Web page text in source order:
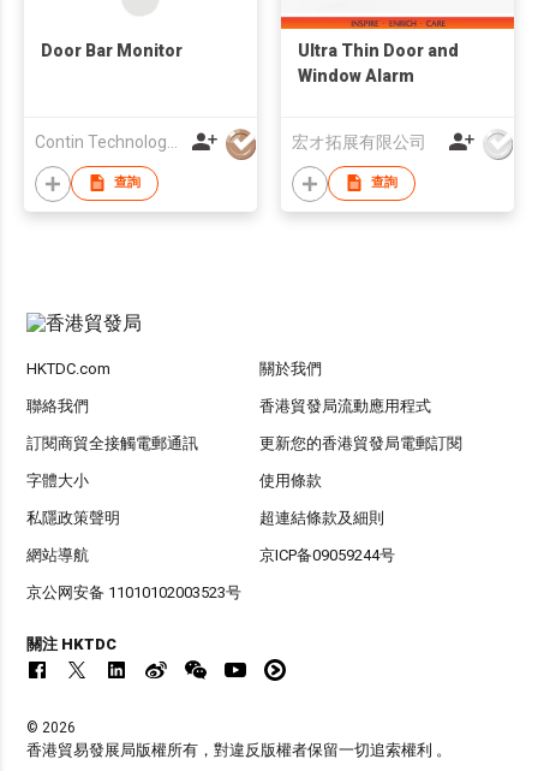
Door Bar Monitor
查詢
Ultra Thin Door and
Window Alarm
宏オ拓展有限公司
查詢
HKTDC.com 關於我們
聯絡我們 香港貿發局流動應用程式
訂閱商貿全接觸電郵通訊 更新您的香港貿發局電郵訂閱
字體大小 使用條款
私隱政策聲明 超連結條款及細則
網站導航 京ICP备09059244号
京公网安备 11010102003523号
關注 HKTDC
© 2026
香港貿易發展局版權所有，對違反版權者保留一切追索權利 。